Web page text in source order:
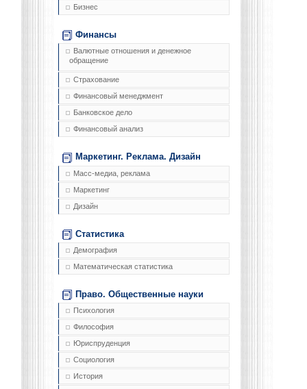
Бизнес
Финансы
Валютные отношения и денежное
обращение
Страхование
Финансовый менеджмент
Банковское дело
Финансовый анализ
Маркетинг. Реклама. Дизайн
Масс-медиа, реклама
Маркетинг
Дизайн
Статистика
Демография
Математическая статистика
Право. Общественные науки
Психология
Философия
Юриспруденция
Социология
История